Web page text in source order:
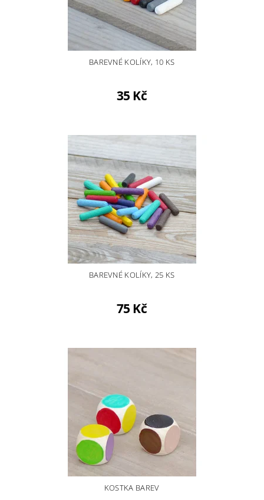
BAREVNÉ KOLÍKY, 10 KS
35 Kč
BAREVNÉ KOLÍKY, 25 KS
75 Kč
KOSTKA BAREV